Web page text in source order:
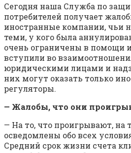
Сегодня наша Служба по
потребителей получает
иностранные компании, чьи
теми, у кого была
очень ограничены в помощи
вступили во
юридическими лицами и
них могут оказать только
регуляторы.
— Жалобы, что они
— На то, что проигрывают, на
осведомлены обо всех
Средний срок жизни счета